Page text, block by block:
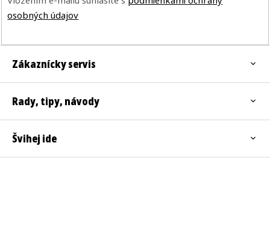
osobných údajov
Zákaznícky servis
Rady, tipy, návody
Švihej ide